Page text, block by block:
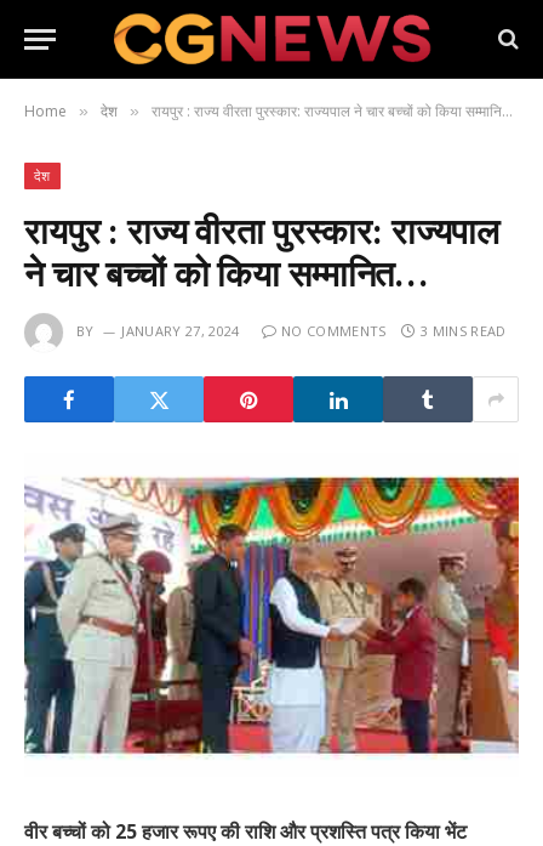
Home » देश » रायपुर : राज्य वीरता पुरस्कार: राज्यपाल ने चार बच्चों को किया सम्मानित…
देश
रायपुर : राज्य वीरता पुरस्कार: राज्यपाल
ने चार बच्चों को किया सम्मानित…
BY JANUARY 27, 2024 NO COMMENTS 3 MINS READ
वीर बच्चों को 25 हजार रूपए की राशि और प्रशस्ति पत्र किया भेंट